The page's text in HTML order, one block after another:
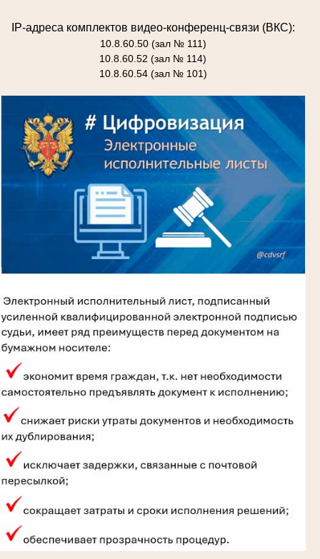
IP-адреса комплектов видео-конференц-связи (ВКС):
10.8.60.50 (зал № 111)
10.8.60.52 (зал № 114)
10.8.60.54 (зал № 101)